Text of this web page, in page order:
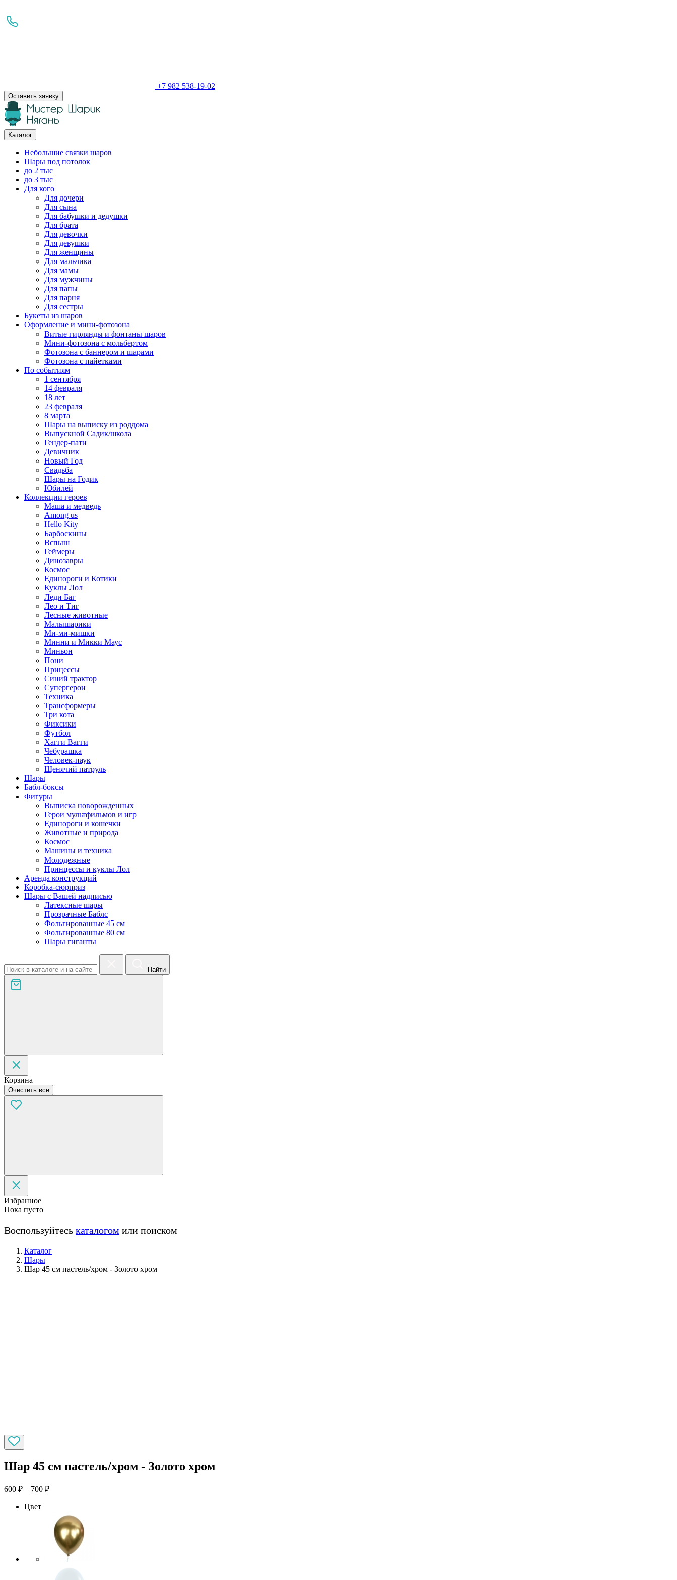
+7 982 538-19-02
Оставить заявку
Каталог
Небольшие связки шаров
Шары под потолок
до 2 тыс
до 3 тыс
Для кого
Для дочери
Для сына
Для бабушки и дедушки
Для брата
Для девочки
Для девушки
Для женщины
Для мальчика
Для мамы
Для мужчины
Для папы
Для парня
Для сестры
Букеты из шаров
Оформление и мини‑фотозона
Витые гирлянды и фонтаны шаров
Мини-фотозона с мольбертом
Фотозона с баннером и шарами
Фотозона с пайетками
По событиям
1 сентября
14 февраля
18 лет
23 февраля
8 марта
Шары на выписку из роддома
Выпускной Садик/школа
Гендер-пати
Девичник
Новый Год
Свадьба
Шары на Годик
Юбилей
Коллекции героев
Маша и медведь
Among us
Hello Kity
Барбоскины
Вспыш
Геймеры
Динозавры
Космос
Единороги и Котики
Куклы Лол
Леди Баг
Лео и Тиг
Лесные животные
Малышарики
Ми-ми-мишки
Минни и Микки Маус
Миньон
Пони
Прицессы
Синий трактор
Супергерои
Техника
Трансформеры
Три кота
Фиксики
Футбол
Хагги Вагги
Чебурашка
Человек-паук
Щенячий патруль
Шары
Бабл-боксы
Фигуры
Выписка новорожденных
Герои мультфильмов и игр
Единороги и кошечки
Животные и природа
Космос
Машины и техника
Молодежные
Принцессы и куклы Лол
Аренда конструкций
Коробка-сюрприз
Шары с Вашей надписью
Латексные шары
Прозрачные Баблс
Фольгированные 45 см
Фольгированные 80 см
Шары гиганты
Найти
Корзина
Очистить все
Избранное
Пока пусто
Воспользуйтесь каталогом или поиском
Каталог
Шары
Шар 45 см пастель/хром - Золото хром
Шар 45 см пастель/хром - Золото хром
600 ₽ – 700 ₽
Цвет